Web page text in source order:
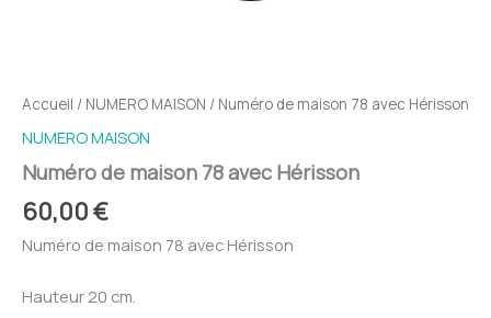
Accueil / NUMERO MAISON / Numéro de maison 78 avec Hérisson
NUMERO MAISON
Numéro de maison 78 avec Hérisson
60,00€
Numéro de maison 78 avec Hérisson
Hauteur 20 cm.